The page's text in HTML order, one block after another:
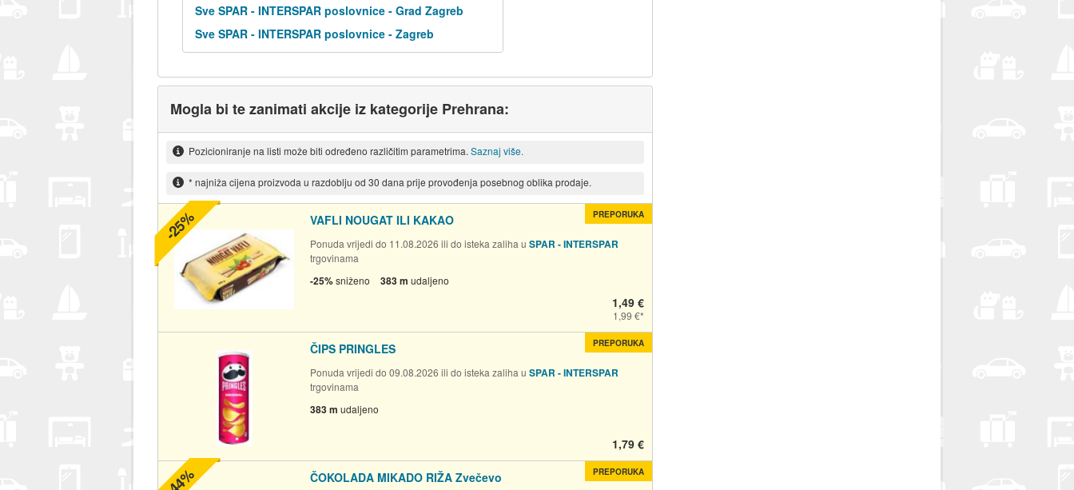
Sve SPAR - INTERSPAR poslovnice - Grad Zagreb
Sve SPAR - INTERSPAR poslovnice - Zagreb
Mogla bi te zanimati akcije iz kategorije Prehrana:
Pozicioniranje na listi može biti određeno različitim parametrima. Saznaj više.
* najniža cijena proizvoda u razdoblju od 30 dana prije provođenja posebnog oblika prodaje.
VAFLI NOUGAT ILI KAKAO
Ponuda vrijedi do 11.08.2026 ili do isteka zaliha u SPAR - INTERSPAR
trgovinama
-25%sniženo 383 m udaljeno
1,49 €
1,99 €
PREPORUKA
-25%
ČIPS PRINGLES
Ponuda vrijedi do 09.08.2026 ili do isteka zaliha u SPAR - INTERSPAR
trgovinama
383 m udaljeno
1,79 €
PREPORUKA
ČOKOLADA MIKADO RIŽA Zvečevo PREPORUKA